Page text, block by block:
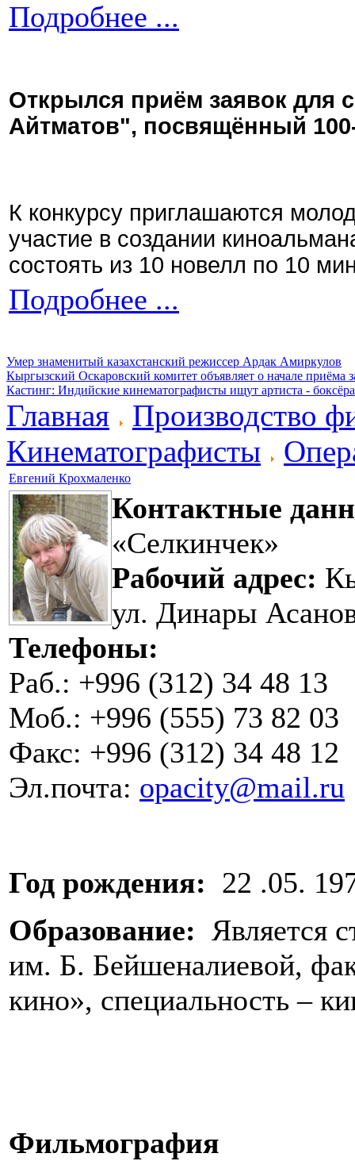
Подробнее ...
Открылся приём заявок для
Айтматов", посвящённый
К конкурсу приглашаются
участие в создании
состоять из 10 новелл по 10
Подробнее ...
Умер знаменитый казахстанский режиссер Ардак Амиркулов
Кыргызский Оскаровский комитет объявляет о начале приёма
Кастинг: Индийские кинематографисты ищут артиста -
Главная
Производство
Кинематографисты
Евгений Крохмаленко
Контактные
«Селкинчек»
Рабочий адрес:
ул. Динары
Телефоны:
Раб.: +996 (312) 34 48 13
Моб.: +996 (555) 73 82 03
Факс: +996 (312) 34 48 12
Эл.почта: opacity@mail.ru
Год рождения: 22 .05.
Образование: Является
им. Б. Бейшеналиевой,
кино», специальность –
Фильмография